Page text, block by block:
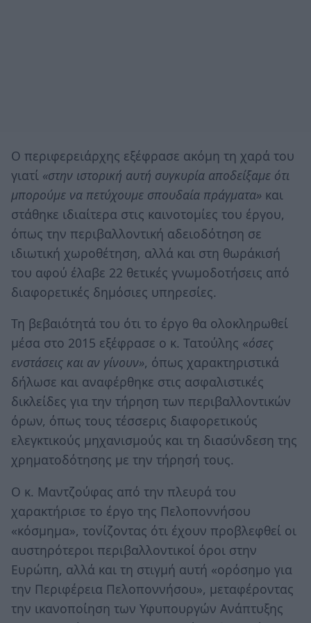
Ο περιφερειάρχης εξέφρασε ακόμη τη χαρά του
γιατί «στην ιστορική αυτή συγκυρία αποδείξαμε ότι
μπορούμε να πετύχουμε σπουδαία πράγματα» και
στάθηκε ιδιαίτερα στις καινοτομίες του έργου,
όπως την περιβαλλοντική αδειοδότηση σε
ιδιωτική χωροθέτηση, αλλά και στη θωράκισή
του αφού έλαβε 22 θετικές γνωμοδοτήσεις από
διαφορετικές δημόσιες υπηρεσίες.
Τη βεβαιότητά του ότι το έργο θα ολοκληρωθεί
μέσα στο 2015 εξέφρασε ο κ. Τατούλης «όσες
ενστάσεις και αν γίνουν», όπως χαρακτηριστικά
δήλωσε και αναφέρθηκε στις ασφαλιστικές
δικλείδες για την τήρηση των περιβαλλοντικών
όρων, όπως τους τέσσερις διαφορετικούς
ελεγκτικούς μηχανισμούς και τη διασύνδεση της
χρηματοδότησης με την τήρησή τους.
Ο κ. Μαντζούφας από την πλευρά του
χαρακτήρισε το έργο της Πελοποννήσου
«κόσμημα», τονίζοντας ότι έχουν προβλεφθεί οι
αυστηρότεροι περιβαλλοντικοί όροι στην
Ευρώπη, αλλά και τη στιγμή αυτή «ορόσημο για
την Περιφέρεια Πελοποννήσου», μεταφέροντας
την ικανοποίηση των Υφυπουργών Ανάπτυξης